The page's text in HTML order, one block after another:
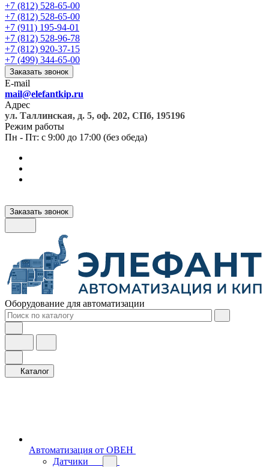
+7 (812) 528-65-00
+7 (812) 528-65-00
+7 (911) 195-94-01
+7 (812) 528-96-78
+7 (812) 920-37-15
+7 (499) 344-65-00
Заказать звонок
E-mail
mail@elefantkip.ru
Адрес
ул. Таллинская, д. 5, оф. 202, СПб, 195196
Режим работы
Пн - Пт: с 9:00 до 17:00 (без обеда)
Заказать звонок
Оборудование для автоматизации
Каталог
Автоматизация от ОВЕН
Датчики